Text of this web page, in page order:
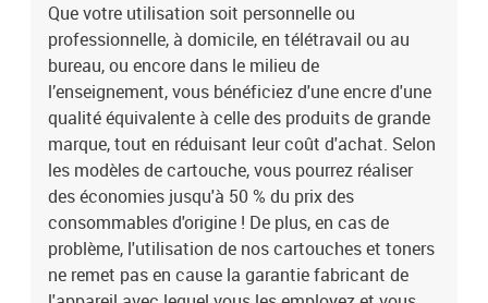
Que votre utilisation soit personnelle ou
professionnelle, à domicile, en télétravail ou au
bureau, ou encore dans le milieu de
l’enseignement, vous bénéficiez d'une encre d'une
qualité équivalente à celle des produits de grande
marque, tout en réduisant leur coût d'achat. Selon
les modèles de cartouche, vous pourrez réaliser
des économies jusqu'à 50 % du prix des
consommables d'origine ! De plus, en cas de
problème, l'utilisation de nos cartouches et toners
ne remet pas en cause la garantie fabricant de